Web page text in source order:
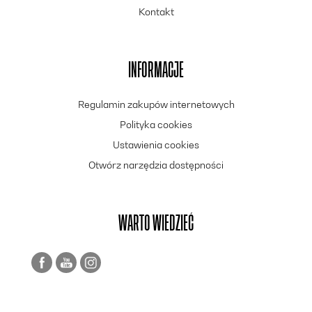
Kontakt
INFORMACJE
Regulamin zakupów internetowych
Polityka cookies
Ustawienia cookies
Otwórz narzędzia dostępności
WARTO WIEDZIEĆ